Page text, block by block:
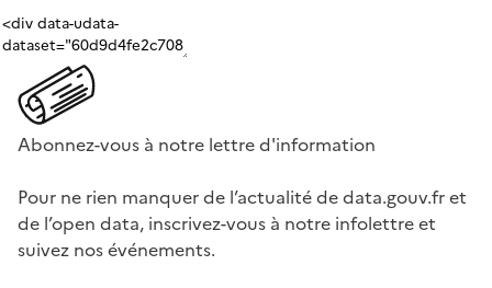
Abonnez-vous à notre lettre d'information
Pour ne rien manquer de l’actualité de data.gouv.fr et
de l’open data, inscrivez-vous à notre infolettre et
suivez nos événements.